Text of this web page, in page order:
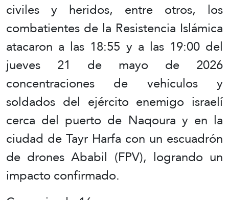
civiles y heridos, entre otros, los
combatientes de la Resistencia Islámica
atacaron a las 18:55 y a las 19:00 del
jueves 21 de mayo de 2026
concentraciones de vehículos y
soldados del ejército enemigo israelí
cerca del puerto de Naqoura y en la
ciudad de Tayr Harfa con un escuadrón
de drones Ababil (FPV), logrando un
impacto confirmado.